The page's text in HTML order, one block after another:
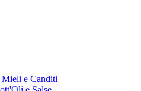
Mieli e Canditi